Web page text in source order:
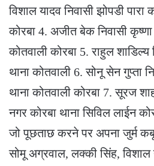
विशाल यादव निवासी झोपडी पारा
कोरबा 4. अजीत बेक निवासी कृष्णा
कोतवाली कोरबा 5. राहुल शाडिल्य
थाना कोतवाली 6. सोनू सेन गुप्ता
थाना कोतवाली कोरबा 7. सूरज
नगर कोरबा थाना सिविल लाईन
जो पूछताछ करने पर अपना जुर्म
सोमू अग्रवाल, लक्की सिंह,